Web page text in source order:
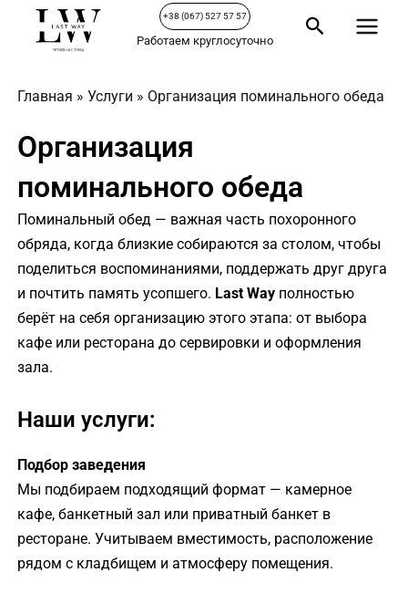
Перейти
+38 (067) 527 57 57
Работаем круглосуточно
ПоискMain
Главная » Услуги » Организация поминального обеда
Организация
поминального обеда
Поминальный обед — важная часть похоронного
обряда, когда близкие собираются за столом, чтобы
поделиться воспоминаниями, поддержать друг друга
и почтить память усопшего. Last Wayполностью
берёт на себя организацию этого этапа: от выбора
кафе или ресторана до сервировки и оформления
зала.
Наши услуги:
Подбор заведения
Мы подбираем подходящий формат — камерное
кафе, банкетный зал или приватный банкет в
ресторане. Учитываем вместимость, расположение
рядом с кладбищем и атмосферу помещения.